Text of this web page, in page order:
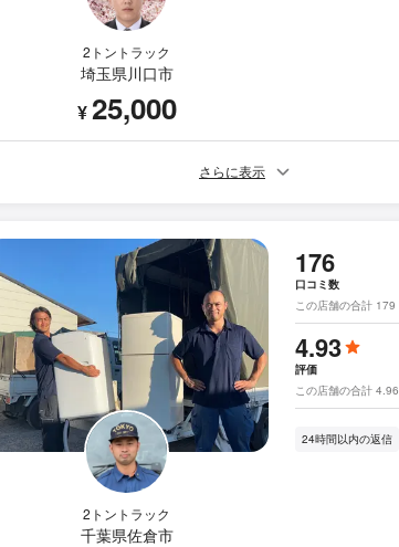
2トントラック
埼玉県川口市
¥25,000
さらに表示
2トントラック
千葉県佐倉市
176
口コミ数
この店舗の合計 179
4.93
評価
この店舗の合計 4.96
24時間以内の返信